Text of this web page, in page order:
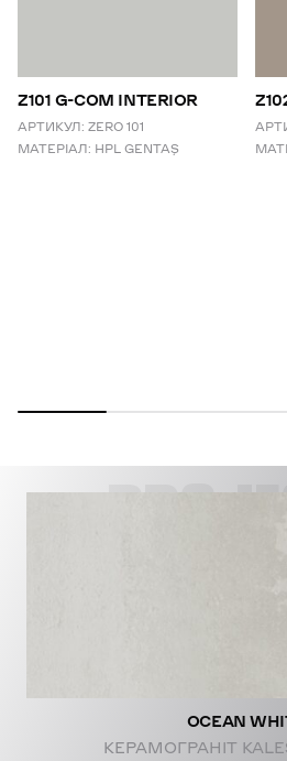
Z101 G-COM INTERIOR
АРТИКУЛ: ZERO 101
МАТЕРІАЛ: HPL GENTAŞ
OCEAN
КЕРАМОГРАНІТ